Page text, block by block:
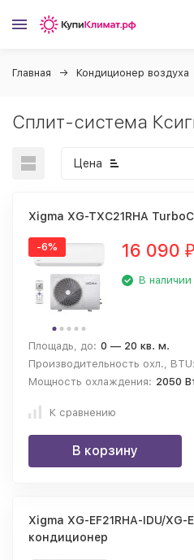
Главная Кондиционер воздуха
Сплит-система
Цена
Xigma XG-TXC21RHA
-6% 16 090 ₽
В наличии
Площадь, до: 0 — 20 кв. м.
Производительность охл., BTU:
Мощность охлаждения: 2050
К сравнению
В корзину
Xigma XG-EF21RHA-IDU/XG-
кондиционер